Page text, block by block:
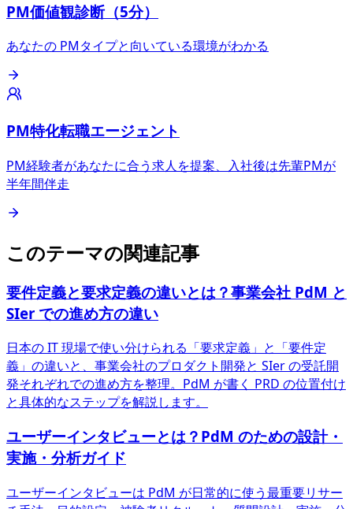
PM価値観診断（5分）
あなたの PMタイプと向いている環境がわかる
PM特化転職エージェント
PM経験者があなたに合う求人を提案、入社後は先輩PMが
半年間伴走
このテーマの関連記事
要件定義と要求定義の違いとは？事業会社 PdM と
SIer での進め方の違い
日本の IT 現場で使い分けられる「要求定義」と「要件定
義」の違いと、事業会社のプロダクト開発と SIer の受託開
発それぞれでの進め方を整理。PdM が書く PRD の位置付け
と具体的なステップを解説します。
ユーザーインタビューとは？PdM のための設計・
実施・分析ガイド
ユーザーインタビューは PdM が日常的に使う最重要リサー